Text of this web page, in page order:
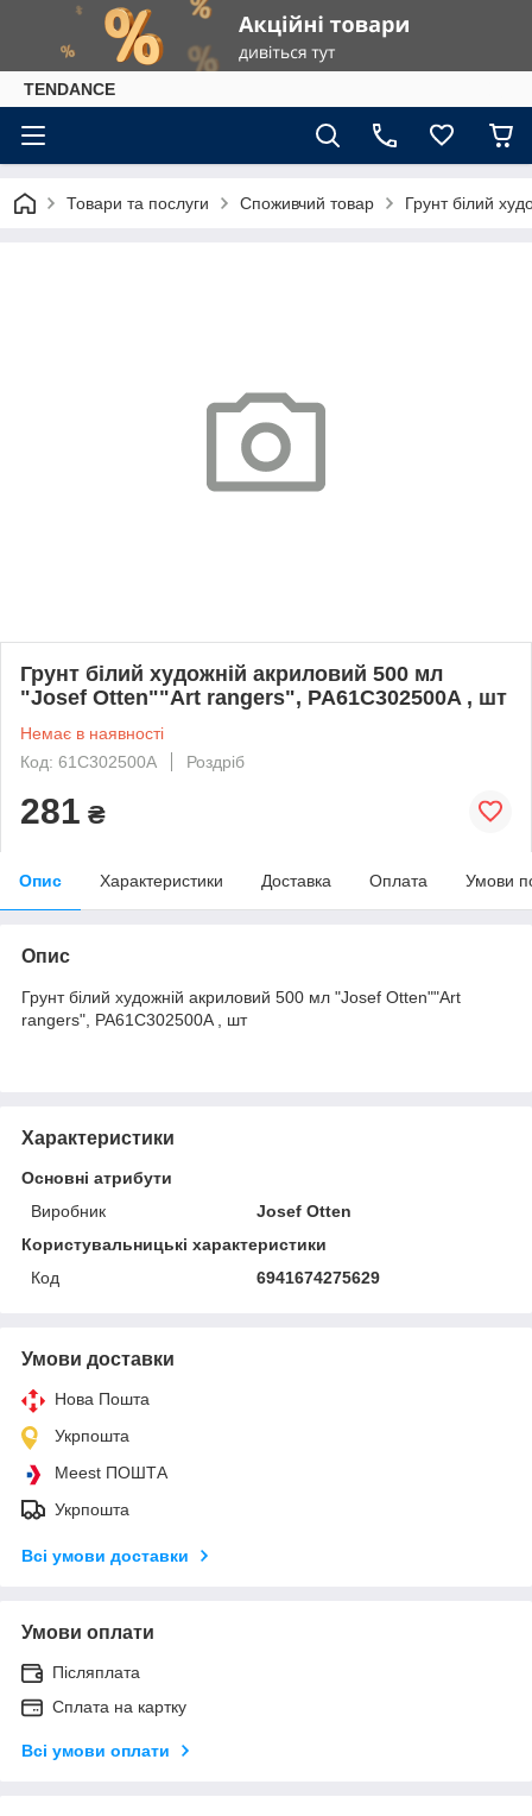
TENDANCE
Товари та послуги Споживчий товар Грунт білий
Грунт білий художній акриловий 500 мл
"Josef Otten""Art rangers", PA61C302500A , шт
Немає в наявності
Код: 61C302500A
Роздріб
281 ₴
Опис Характеристики Доставка Оплата Умови
Опис
Грунт білий художній акриловий 500 мл "Josef Otten""Art
rangers", PA61C302500A , шт
Характеристики
Основні атрибути
Виробник
Josef Otten
Користувальницькі характеристики
Код
6941674275629
Умови доставки
Нова Пошта
Укрпошта
Meest ПОШТА
Укрпошта
Всі умови доставки
Умови оплати
Післяплата
Сплата на картку
Всі умови оплати